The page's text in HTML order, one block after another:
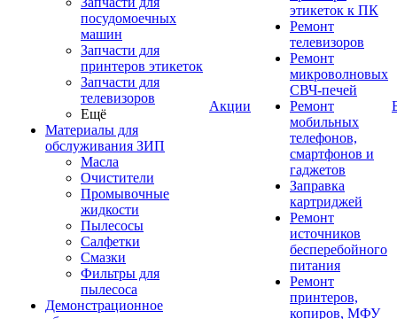
посудомоечных
машин
Запчасти для
принтеров этикеток
Запчасти для
телевизоров
Ещё
Материалы для
обслуживания ЗИП
Масла
Очистители
Промывочные
жидкости
Пылесосы
Салфетки
Смазки
Фильтры для
пылесоса
Демонстрационное
Акции
этикеток к ПК
Ремонт
телевизоров
Ремонт
микроволновых
СВЧ-печей
Ремонт
мобильных
телефонов,
смартфонов и
гаджетов
Заправка
картриджей
Ремонт
источников
бесперебойного
питания
Ремонт
принтеров,
копиров, МФУ